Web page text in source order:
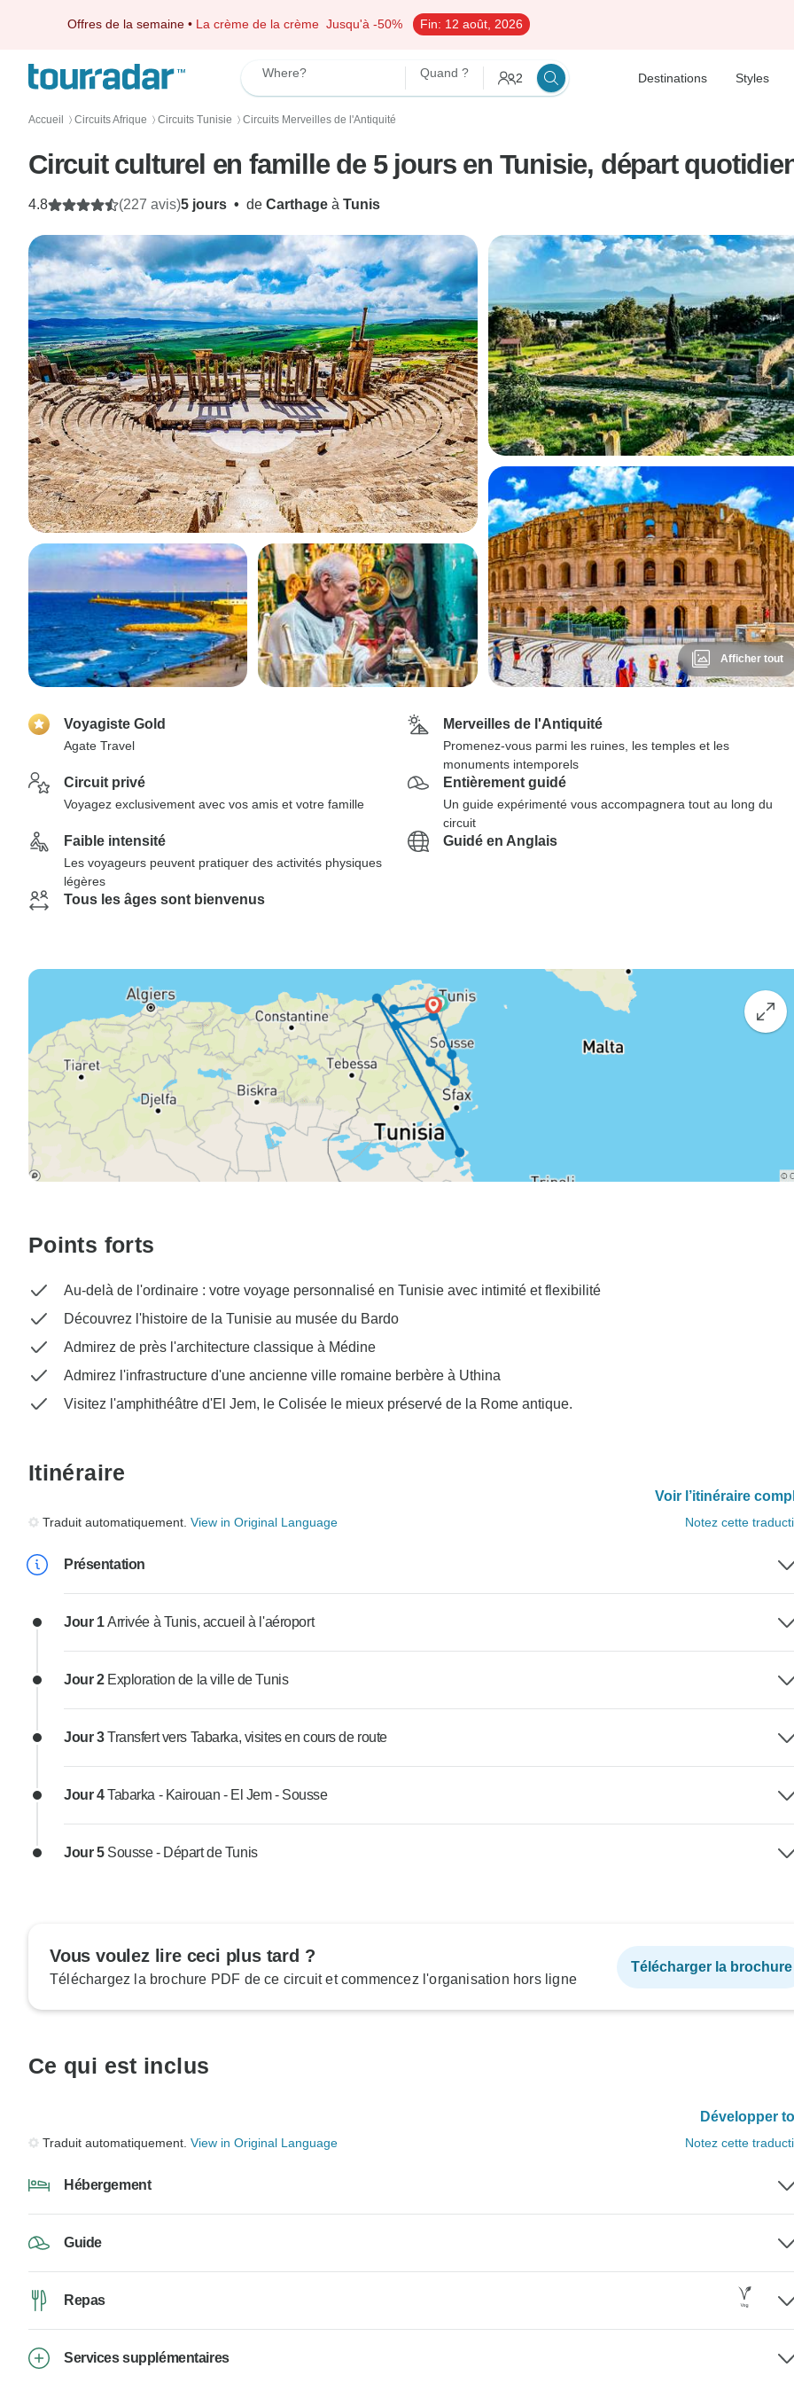
Offres de la semaine • La crème de la crème Jusqu'à -50% Fin: 12 août, 2026
Where? Quand ? 2 Destinations Styles
Accueil 〉 Circuits Afrique 〉 Circuits Tunisie 〉 Circuits Merveilles de l'Antiquité
Circuit culturel en famille de 5 jours en Tunisie, départ
5 jours • de Carthage à Tunis
4.8 (227 avis)
Afficher tout
Voyagiste Gold
Agate Travel
Merveilles de l'Antiquité
Promenez-vous parmi les ruines, les temples et les
monuments intemporels
Circuit privé
Voyagez exclusivement avec vos amis et votre famille
Entièrement guidé
Un guide expérimenté vous accompagnera tout au long du
circuit
Faible intensité
Les voyageurs peuvent pratiquer des activités physiques
légères
Guidé en Anglais
Tous les âges sont bienvenus
Points forts
Au-delà de l'ordinaire : votre voyage personnalisé en Tunisie avec intimité et flexibilité
Découvrez l'histoire de la Tunisie au musée du Bardo
Admirez de près l'architecture classique à Médine
Admirez l'infrastructure d'une ancienne ville romaine berbère à Uthina
Visitez l'amphithéâtre d'El Jem, le Colisée le mieux préservé de la Rome antique.
Itinéraire
Voir l’itinéraire
Traduit automatiquement. View in Original Language Notez cette
Présentation
Jour 1Arrivée à Tunis, accueil à l'aéroport
Jour 2 Exploration de la ville de Tunis
Jour 3Transfert vers Tabarka, visites en cours de route
Jour 4Tabarka - Kairouan - El Jem - Sousse
Jour 5 Sousse - Départ de Tunis
Vous voulez lire ceci plus tard ?
Téléchargez la brochure PDF de ce circuit et commencez l'organisation hors ligne
Télécharger la brochure
Ce qui est inclus
Développer
Traduit automatiquement. View in Original Language Notez cette
Hébergement
Guide
Repas
Services supplémentaires